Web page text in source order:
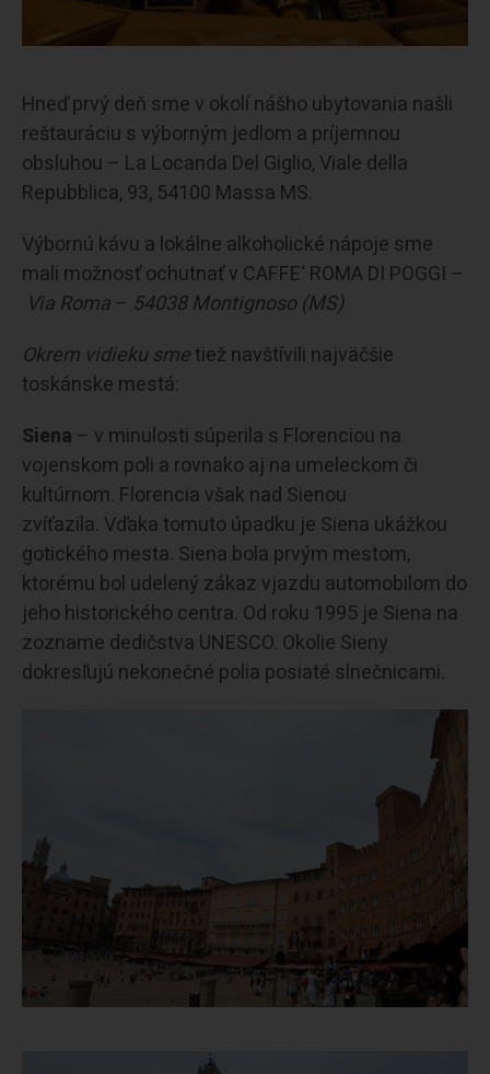
Hneď prvý deň sme v okolí nášho ubytovania našli
reštauráciu s výborným jedlom a príjemnou
obsluhou – La Locanda Del Giglio, Viale della
Repubblica, 93, 54100 Massa MS.
Výbornú kávu a lokálne alkoholické nápoje sme
mali možnosť ochutnať v CAFFE‘ ROMA DI POGGI –
Via Roma– 54038 Montignoso (MS)
Okrem vidieku smetiež navštívili najväčšie
toskánske mestá:
Siena – v minulosti súperila s Florenciou na
vojenskom poli a rovnako aj na umeleckom či
kultúrnom. Florencia však nad Sienou
zvíťazila. Vďaka tomuto úpadku je Siena ukážkou
gotického mesta. Siena bola prvým mestom,
ktorému bol udelený zákaz vjazdu automobilom do
jeho historického centra. Od roku 1995 je Siena na
zozname dedičstva UNESCO. Okolie Sieny
dokresľujú nekonečné polia posiaté slnečnicami.